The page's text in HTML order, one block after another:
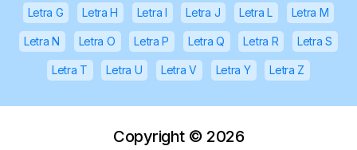
Letra G Letra H Letra I Letra J Letra L Letra M
Letra N Letra O Letra P Letra Q Letra R Letra S
Letra T Letra U Letra V Letra Y Letra Z
Copyright © 2026